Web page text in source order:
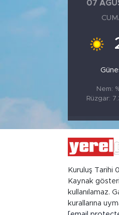
07
Nem:
Rüzgar:
Kuruluş Tarihi
Kaynak
kullanılamaz.
kurallarına